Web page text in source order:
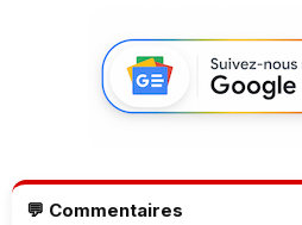
💬 Commentaires